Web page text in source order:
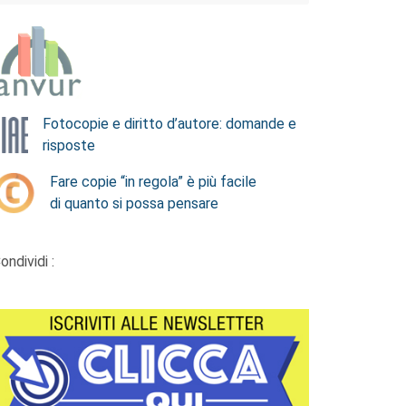
Fotocopie e diritto d’autore: domande e
risposte
Fare copie “in regola” è più facile
di quanto si possa pensare
: